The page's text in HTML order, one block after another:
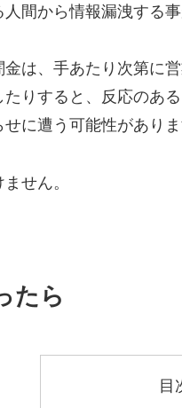
間から情報漏洩する事
は、手あたり次第に営
りすると、反応のあ
に遭う可能性がありま
せん。
たら
目